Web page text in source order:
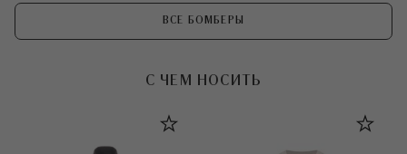
ВСЕ БОМБЕРЫ
С ЧЕМ НОСИТЬ